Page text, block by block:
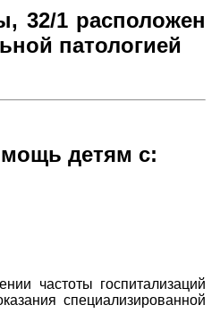
32/1 расположен
патологией
детям с:
частоты госпитализаций
специализированной